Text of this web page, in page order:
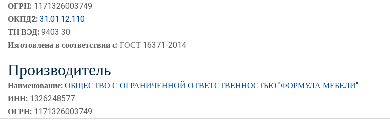
ОГРН: 1171326003749
ОКПД2:31.01.12.110
ТН ВЭД:9403 30
Изготовлена в соответствии с:ГОСТ 16371-2014
Производитель
Наименование:ОБЩЕСТВО С ОГРАНИЧЕННОЙ ОТВЕТСТВЕННОСТЬЮ "ФОРМУЛА МЕБЕЛИ"
ИНН: 1326248577
ОГРН: 1171326003749